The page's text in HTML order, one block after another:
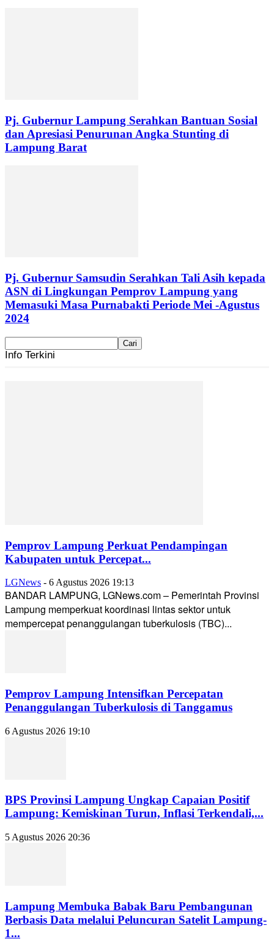
Pj. Gubernur Lampung Serahkan Bantuan Sosial
dan Apresiasi Penurunan Angka Stunting di
Lampung Barat
Pj. Gubernur Samsudin Serahkan Tali Asih kepada
ASN di Lingkungan Pemprov Lampung yang
Memasuki Masa Purnabakti Periode Mei -Agustus
2024
Info Terkini
Pemprov Lampung Perkuat Pendampingan
Kabupaten untuk Percepat...
LGNews - 6 Agustus 2026 19:13
BANDAR LAMPUNG, LGNews.com – Pemerintah Provinsi
Lampung memperkuat koordinasi lintas sektor untuk
mempercepat penanggulangan tuberkulosis (TBC)...
Pemprov Lampung Intensifkan Percepatan
Penanggulangan Tuberkulosis di Tanggamus
6 Agustus 2026 19:10
BPS Provinsi Lampung Ungkap Capaian Positif
Lampung: Kemiskinan Turun, Inflasi Terkendali,...
5 Agustus 2026 20:36
Lampung Membuka Babak Baru Pembangunan
Berbasis Data melalui Peluncuran Satelit Lampung-
1...